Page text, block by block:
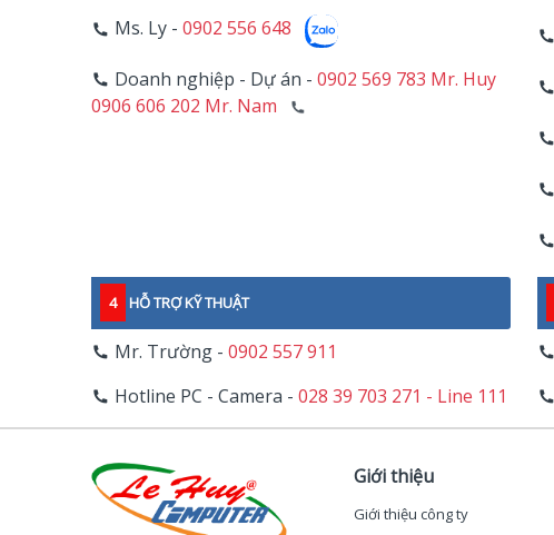
Ms. Ly - 0902 556 648
Doanh nghiệp - Dự án - 0902 569 783 Mr. Huy
0906 606 202 Mr. Nam
4 HỖ TRỢ KỸ THUẬT
Mr. Trường - 0902 557 911
Hotline PC - Camera - 028 39 703 271 - Line 111
Giới thiệu
Giới thiệu công ty